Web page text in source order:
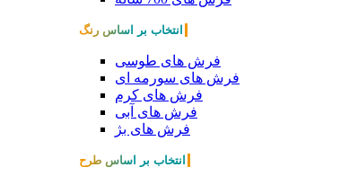
انتخاب بر اساس رنگ
فرش های طوسی
فرش های سورمه ای
فرش های کرم
فرش های آبی
فرش های بژ
انتخاب بر اساس طرح